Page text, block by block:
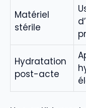
Matériel
stérile
Hydratation
post-acte